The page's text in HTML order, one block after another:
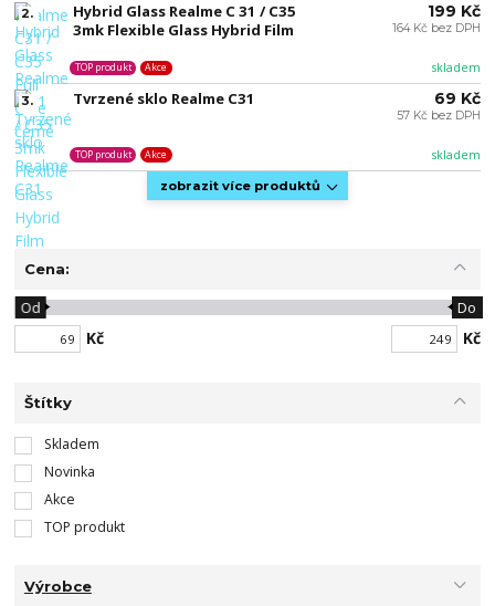
2.
Hybrid Glass Realme C 31 / C35
3mk Flexible Glass Hybrid Film
skladem
TOP produkt Akce
199 Kč
164 Kč bez DPH
3. Tvrzené sklo Realme C31
skladem
TOP produkt Akce
69 Kč
57 Kč bez DPH
zobrazit více produktů
Cena:
Kč
Od Do
Kč
Štítky
Skladem
Novinka
Akce
TOP produkt
Výrobce